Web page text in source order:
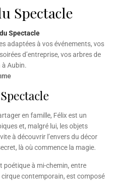
Spectacle
Spectacle
adaptées à vos événements, vos
d’entreprise, vos arbres de
à Aubin.
en famille, Félix est un
et, malgré lui, les objets
à découvrir l’envers du décor
là où commence la magie.
poétique à mi-chemin, entre
contemporain, est composé